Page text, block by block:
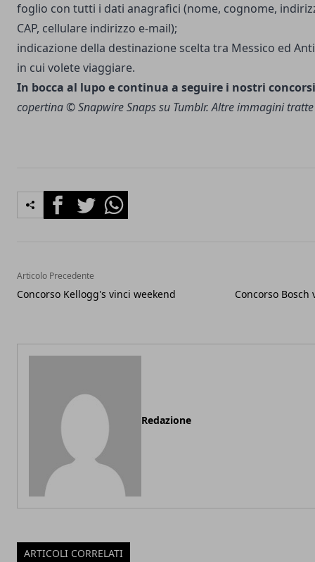
foglio con tutti i dati anagrafici (nome, cognome,
CAP, cellulare indirizzo e-mail);
indicazione della destinazione scelta tra Messico ed
in cui volete viaggiare.
In bocca al lupo e continua a seguire i nostri concorsi
copertina ©Snapwire Snapssu Tumblr. Altre immagini
FacebookTwitterWhatsapp
Articolo Precedente
Concorso Kellogg's vinci weekend Concorso Bosch
Redazione
ARTICOLI CORRELATI